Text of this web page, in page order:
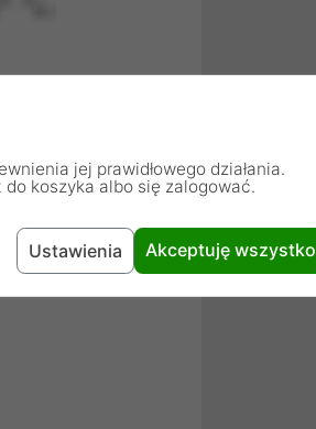
jej prawidłowego działania.
koszyka albo się zalogować.
Ustawienia Akceptuję wszystko